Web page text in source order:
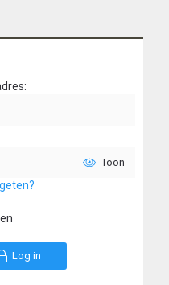
Toon
Log in